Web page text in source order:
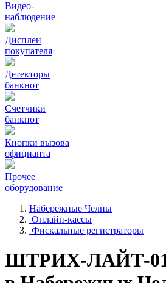
Видео‑
наблюдение
Дисплеи
покупателя
Детекторы
банкнот
Счетчики
банкнот
Кнопки вызова
официанта
Прочее
оборудование
Набережные Челны
Онлайн-кассы
Фискальные регистраторы
ШТРИХ-ЛАЙТ-